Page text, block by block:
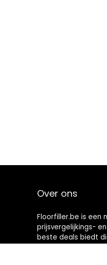
Over ons
Floorfiller.be is een
prijsvergelijkings-
beste deals biedt